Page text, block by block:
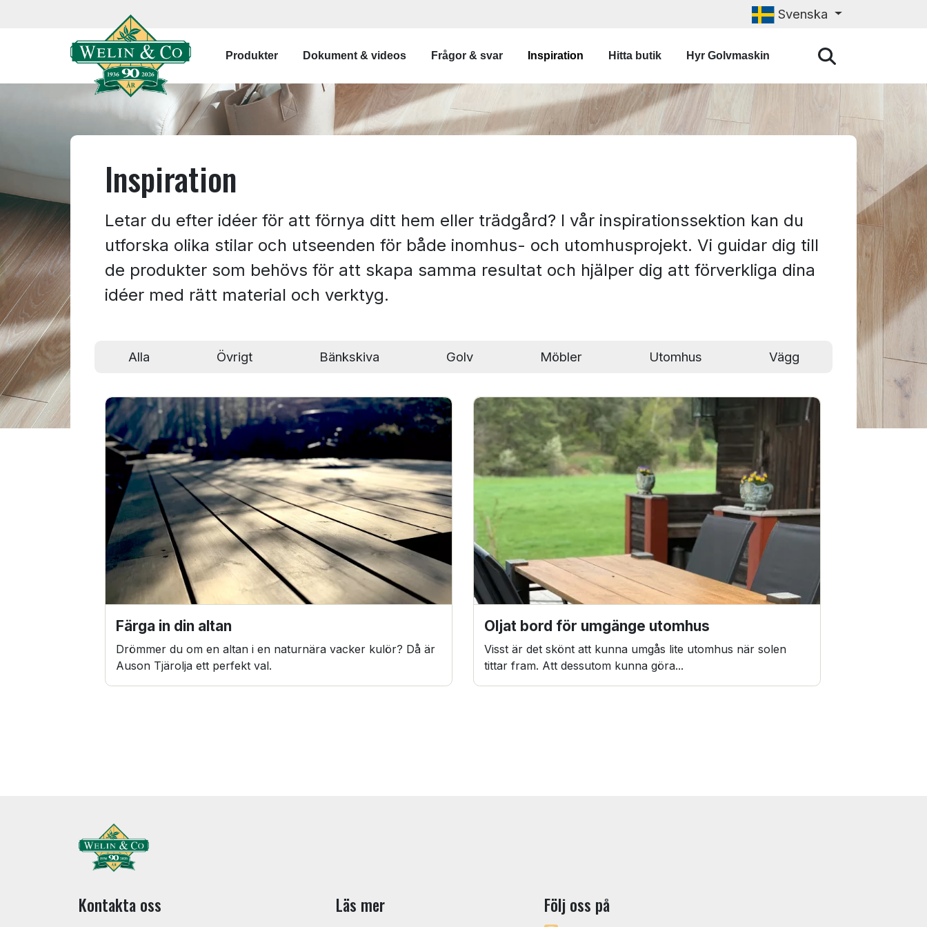
Svenska
Main navigation
Produkter Dokument & videos Frågor & svar Inspiration Hitta butik Hyr Golvmaskin
Inspiration
Letar du efter idéer för att förnya ditt hem eller trädgård? I vår inspirationssektion kan du
utforska olika stilar och utseenden för både inomhus- och utomhusprojekt. Vi guidar dig till
de produkter som behövs för att skapa samma resultat och hjälper dig att förverkliga dina
idéer med rätt material och verktyg.
Alla Övrigt bänkskiva golv Möbler Utomhus vägg
Färga in din altan
Drömmer du om en altan i en naturnära vacker kulör? Då är
Auson Tjärolja ett perfekt val.
Oljat bord för umgänge utomhus
Visst är det skönt att kunna umgås lite utomhus när solen
tittar fram. Att dessutom kunna göra...
Kontakta oss Läs mer Följ oss på